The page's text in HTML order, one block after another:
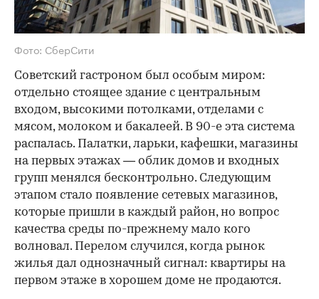
Фото: СберСити
Советский гастроном был особым миром:
отдельно стоящее здание с центральным
входом, высокими потолками, отделами с
мясом, молоком и бакалеей. В 90-е эта система
распалась. Палатки, ларьки, кафешки, магазины
на первых этажах — облик домов и входных
групп менялся бесконтрольно. Следующим
этапом стало появление сетевых магазинов,
которые пришли в каждый район, но вопрос
качества среды по-прежнему мало кого
волновал. Перелом случился, когда рынок
жилья дал однозначный сигнал: квартиры на
первом этаже в хорошем доме не продаются.